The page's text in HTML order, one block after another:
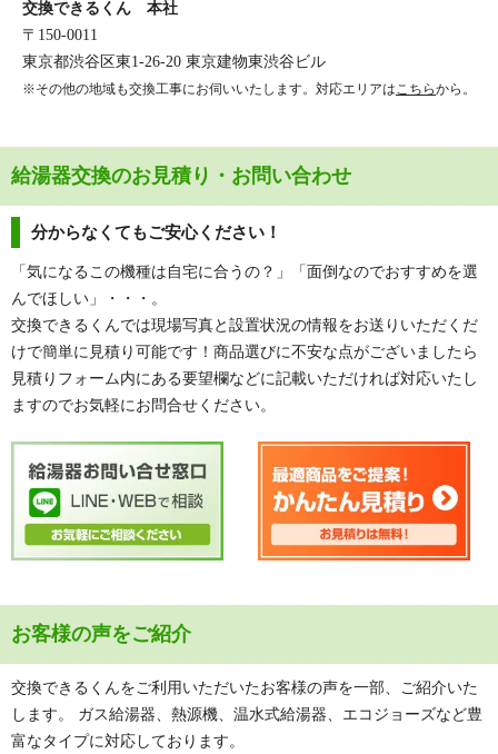
交換できるくん 本社
〒150-0011
東京都渋谷区東1-26-20 東京建物東渋谷ビル
※その他の地域も交換工事にお伺いいたします。対応エリアはこちらから。
給湯器交換のお見積り・お問い合わせ
分からなくてもご安心ください！
「気になるこの機種は自宅に合うの？」「面倒なのでおすすめを選
んでほしい」・・・。
交換できるくんでは現場写真と設置状況の情報をお送りいただくだ
けで簡単に見積り可能です！商品選びに不安な点がございましたら
見積りフォーム内にある要望欄などに記載いただければ対応いたし
ますのでお気軽にお問合せください。
お客様の声をご紹介
交換できるくんをご利用いただいたお客様の声を一部、ご紹介いた
します。 ガス給湯器、熱源機、温水式給湯器、エコジョーズなど豊
富なタイプに対応しております。